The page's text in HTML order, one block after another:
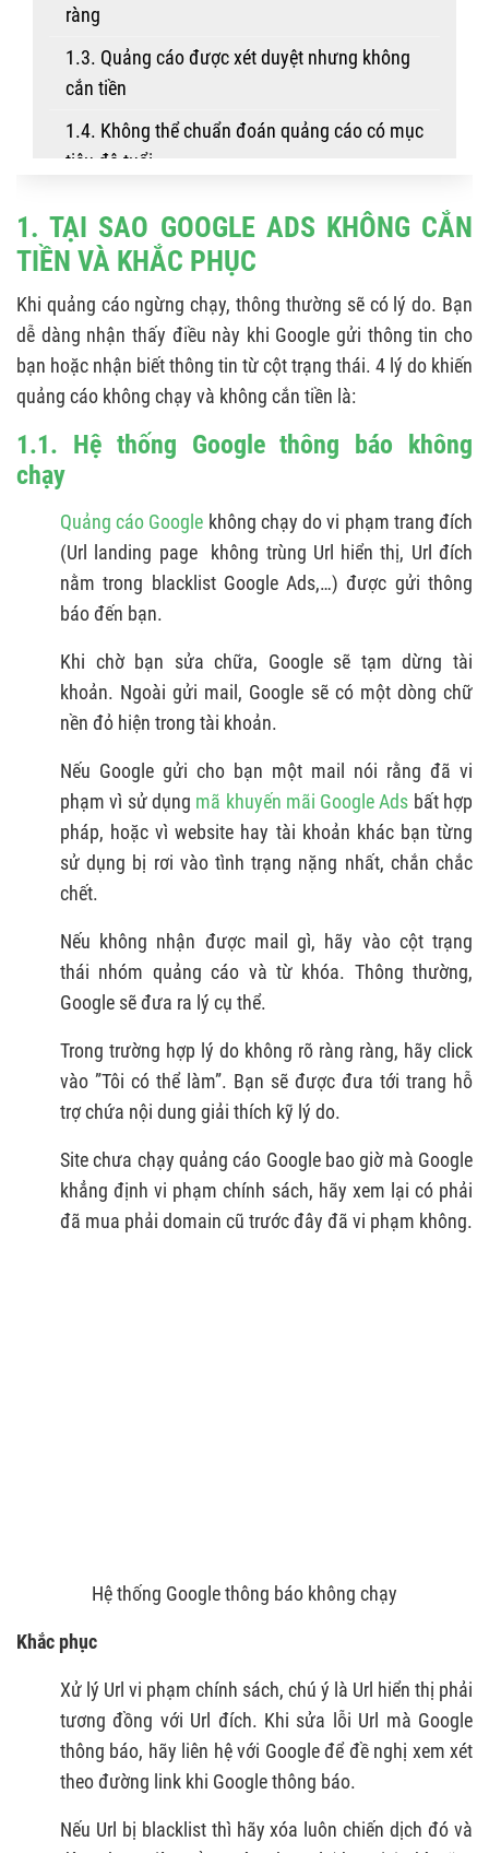
ràng
1.3. Quảng cáo được xét duyệt nhưng không
cắn tiền
1.4. Không thể chuẩn đoán quảng cáo có mục
tiêu độ tuổi
KHÔNG CẮN TIỀN HIỆU QUẢ
1. TẠI SAO GOOGLE ADS KHÔNG CẮN
TIỀN VÀ KHẮC PHỤC
Khi quảng cáo ngừng chạy, thông thường sẽ có lý do. Bạn
dễ dàng nhận thấy điều này khi Google gửi thông tin cho
bạn hoặc nhận biết thông tin từ cột trạng thái. 4 lý do khiến
quảng cáo không chạy và không cắn tiền là:
1.1. Hệ thống Google thông báo không
chạy
Quảng cáo Google không chạy do vi phạm trang đích
(Url landing page không trùng Url hiển thị, Url đích
nằm trong blacklist Google Ads,…) được gửi thông
báo đến bạn.
Khi chờ bạn sửa chữa, Google sẽ tạm dừng tài
khoản. Ngoài gửi mail, Google sẽ có một dòng chữ
nền đỏ hiện trong tài khoản.
Nếu Google gửi cho bạn một mail nói rằng đã vi
phạm vì sử dụng mã khuyến mãi Google Ads bất hợp
pháp, hoặc vì website hay tài khoản khác bạn từng
sử dụng bị rơi vào tình trạng nặng nhất, chắn chắc
chết.
Nếu không nhận được mail gì, hãy vào cột trạng
thái nhóm quảng cáo và từ khóa. Thông thường,
Google sẽ đưa ra lý cụ thể.
Trong trường hợp lý do không rõ ràng ràng, hãy click
vào ”Tôi có thể làm”. Bạn sẽ được đưa tới trang hỗ
trợ chứa nội dung giải thích kỹ lý do.
Site chưa chạy quảng cáo Google bao giờ mà Google
khẳng định vi phạm chính sách, hãy xem lại có phải
đã mua phải domain cũ trước đây đã vi phạm không.
Hệ thống Google thông báo không chạy
Khắc phục
Xử lý Url vi phạm chính sách, chú ý là Url hiển thị phải
tương đồng với Url đích. Khi sửa lỗi Url mà Google
thông báo, hãy liên hệ với Google để đề nghị xem xét
theo đường link khi Google thông báo.
Nếu Url bị blacklist thì hãy xóa luôn chiến dịch đó và